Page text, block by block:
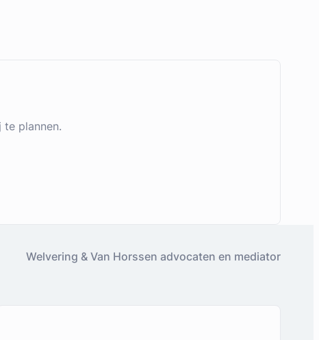
te plannen.
Welvering & Van Horssen advocaten en mediator